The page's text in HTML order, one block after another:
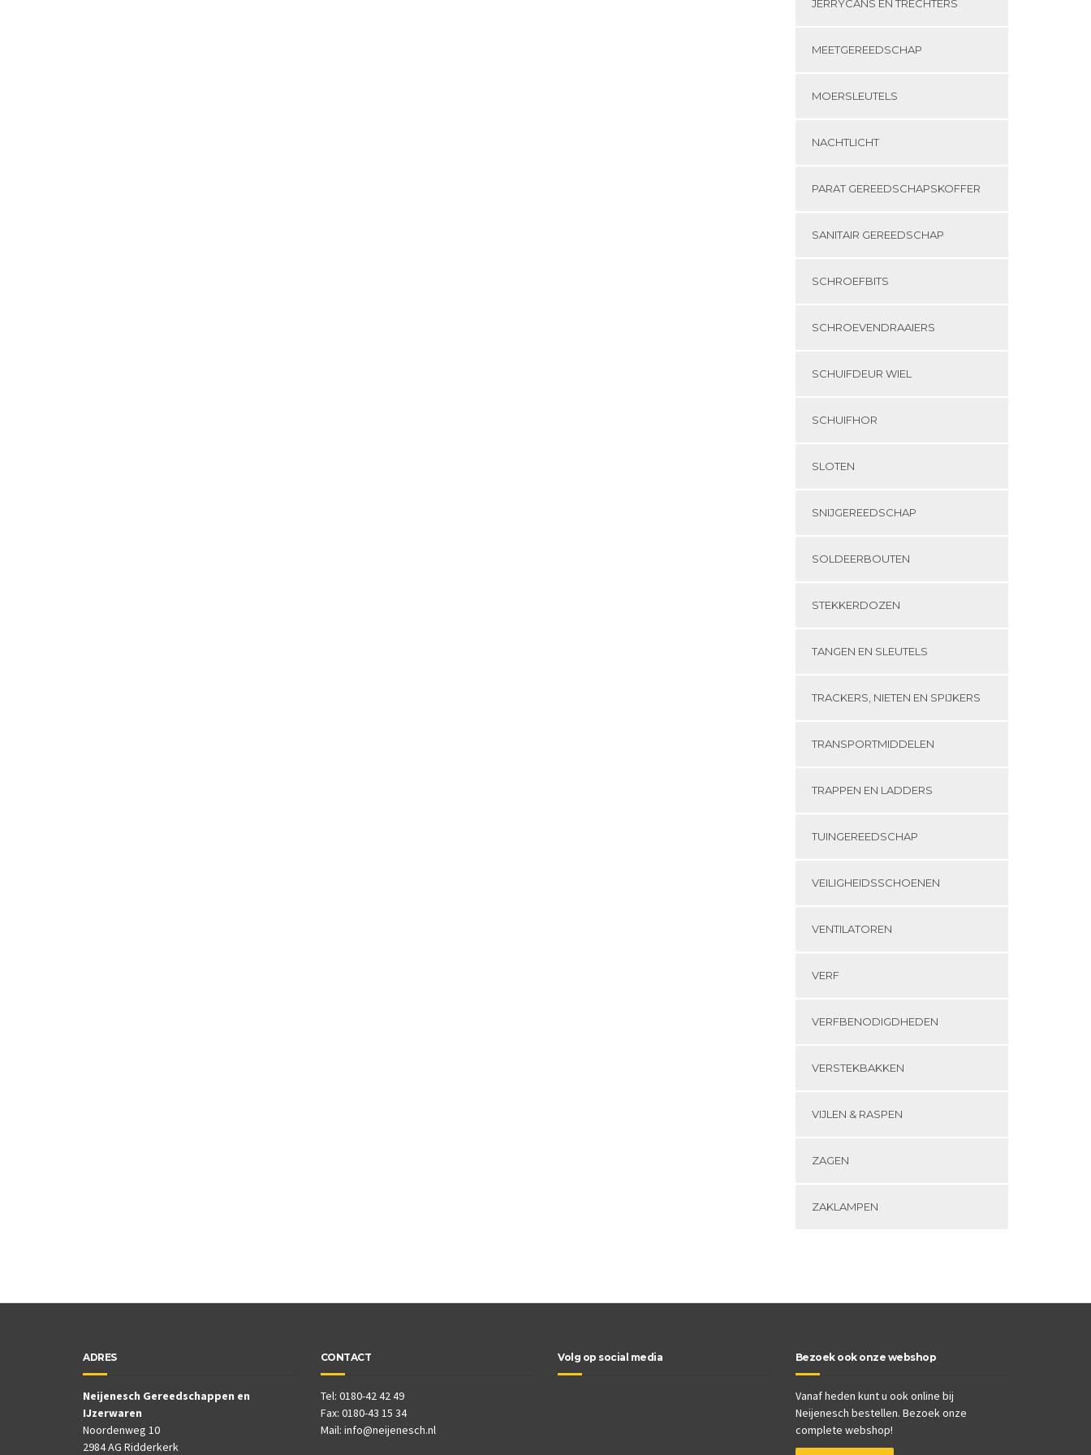
JERRYCANS EN TRECHTERS
MEETGEREEDSCHAP
MOERSLEUTELS
NACHTLICHT
PARAT GEREEDSCHAPSKOFFER
SANITAIR GEREEDSCHAP
SCHROEFBITS
SCHROEVENDRAAIERS
SCHUIFDEUR WIEL
SCHUIFHOR
SLOTEN
SNIJGEREEDSCHAP
SOLDEERBOUTEN
STEKKERDOZEN
TANGEN EN SLEUTELS
TRACKERS, NIETEN EN SPIJKERS
TRANSPORTMIDDELEN
TRAPPEN EN LADDERS
TUINGEREEDSCHAP
VEILIGHEIDSSCHOENEN
VENTILATOREN
VERF
VERFBENODIGDHEDEN
VERSTEKBAKKEN
VIJLEN & RASPEN
ZAGEN
ZAKLAMPEN
ADRES
Neijenesch Gereedschappen en
IJzerwaren
Noordenweg 10
2984 AG Ridderkerk
CONTACT
Tel: 0180-42 42 49
Fax: 0180-43 15 34
Mail: info@neijenesch.nl
Volg op social media Bezoek ook onze webshop
Vanaf heden kunt u ook online bij
Neijenesch bestellen. Bezoek onze
complete webshop!